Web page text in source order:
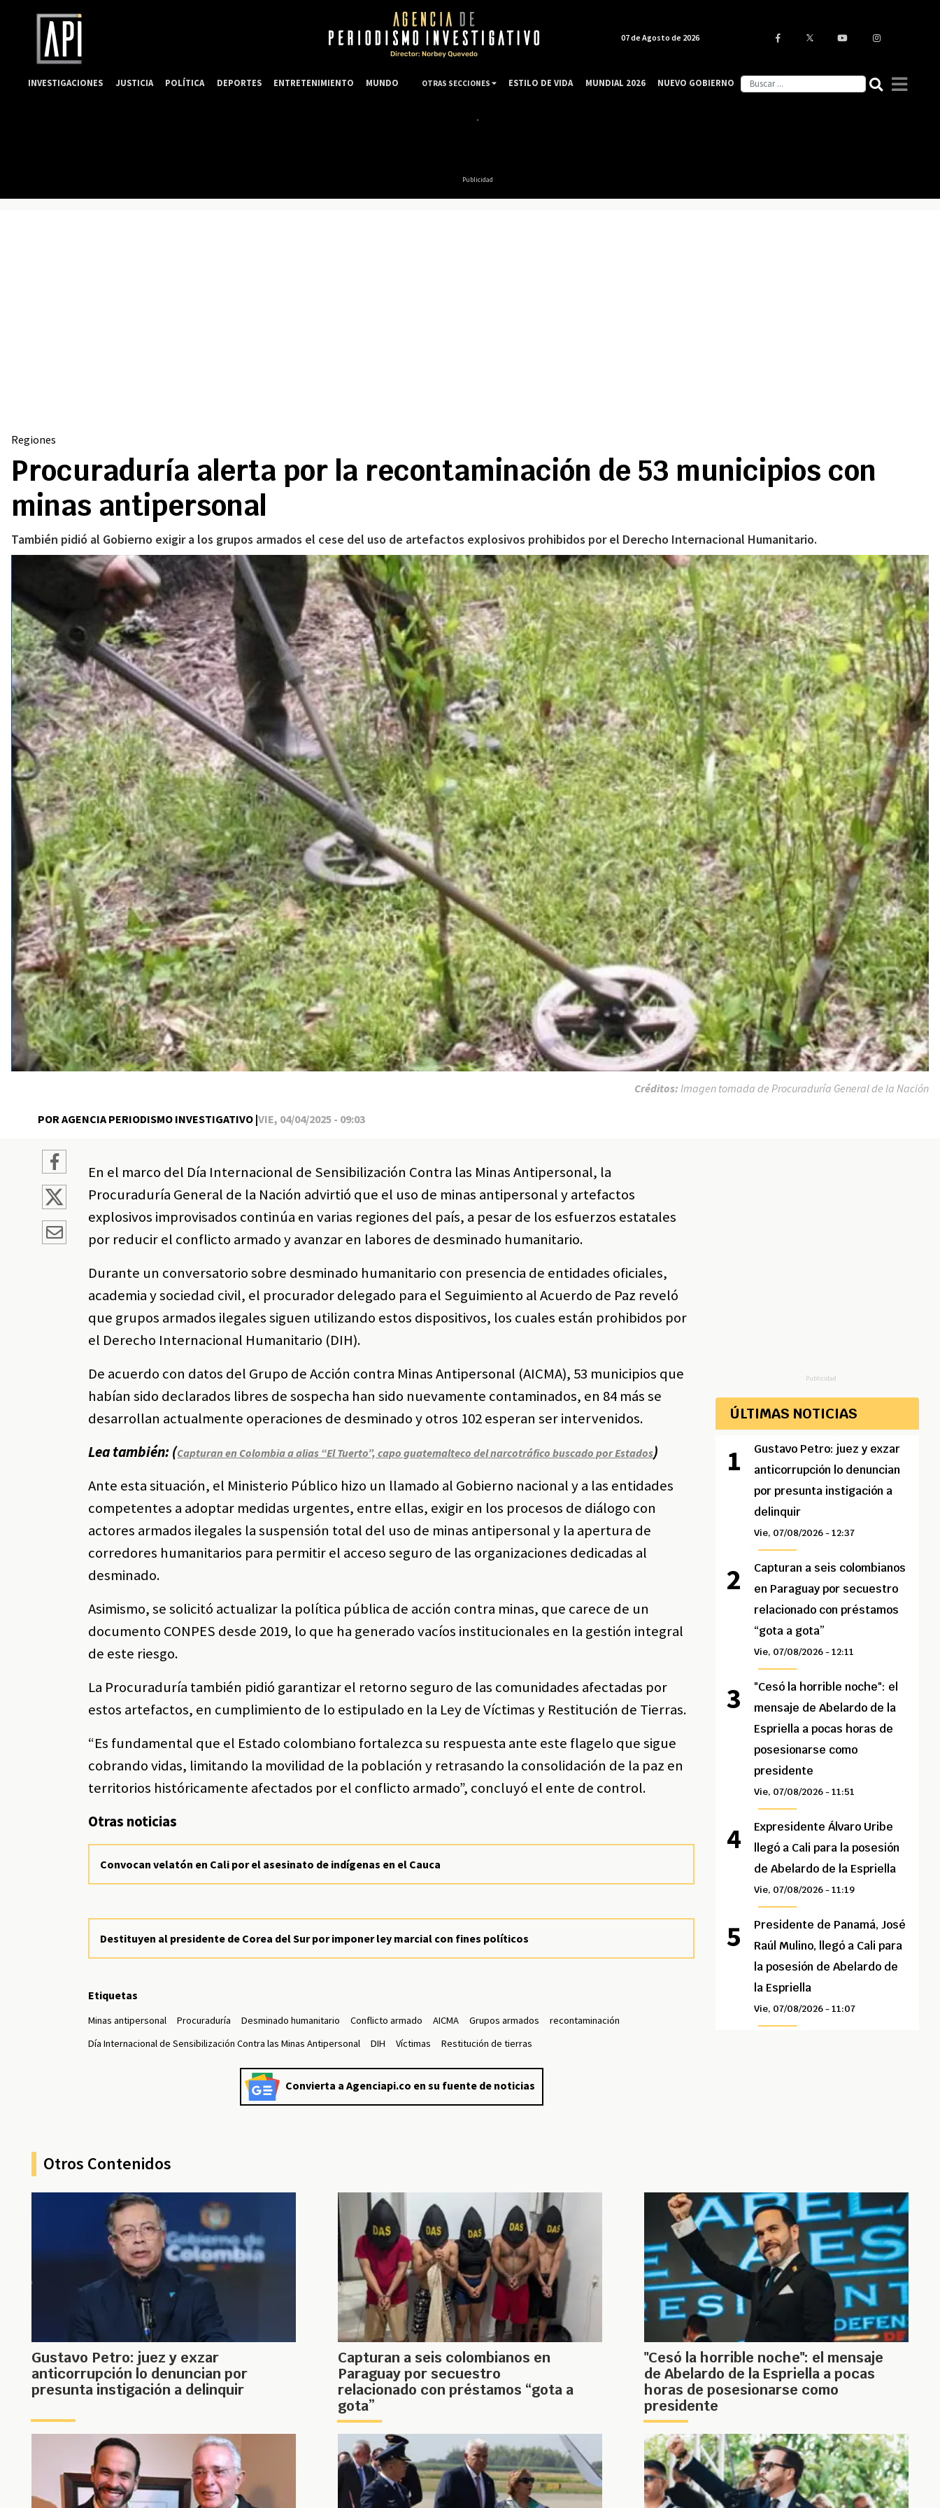
Publicidad
Regiones
Procuraduría alerta por la recontaminación de 53 municipios con
minas antipersonal
También pidió al Gobierno exigir a los grupos armados el cese del uso de artefactos explosivos prohibidos por el Derecho Internacional Humanitario.
POR AGENCIA PERIODISMO INVESTIGATIVO |VIE, 04/04/2025 - 09:03
Créditos: Imagen tomada de Procuraduría General de la Nación
En el marco del Día Internacional de Sensibilización Contra las Minas Antipersonal, la
Procuraduría General de la Nación advirtió que el uso de minas antipersonal y artefactos
explosivos improvisados continúa en varias regiones del país, a pesar de los esfuerzos estatales
por reducir el conflicto armado y avanzar en labores de desminado humanitario.
Durante un conversatorio sobre desminado humanitario con presencia de entidades oficiales,
academia y sociedad civil, el procurador delegado para el Seguimiento al Acuerdo de Paz reveló
que grupos armados ilegales siguen utilizando estos dispositivos, los cuales están prohibidos por
el Derecho Internacional Humanitario (DIH).
De acuerdo con datos del Grupo de Acción contra Minas Antipersonal (AICMA), 53 municipios que
habían sido declarados libres de sospecha han sido nuevamente contaminados, en 84 más se
desarrollan actualmente operaciones de desminado y otros 102 esperan ser intervenidos.
Lea también: (Capturan en Colombia a alias “El Tuerto”, capo guatemalteco del narcotráfico buscado por Estados)
Ante esta situación, el Ministerio Público hizo un llamado al Gobierno nacional y a las entidades
competentes a adoptar medidas urgentes, entre ellas, exigir en los procesos de diálogo con
actores armados ilegales la suspensión total del uso de minas antipersonal y la apertura de
corredores humanitarios para permitir el acceso seguro de las organizaciones dedicadas al
desminado.
Asimismo, se solicitó actualizar la política pública de acción contra minas, que carece de un
documento CONPES desde 2019, lo que ha generado vacíos institucionales en la gestión integral
de este riesgo.
La Procuraduría también pidió garantizar el retorno seguro de las comunidades afectadas por
estos artefactos, en cumplimiento de lo estipulado en la Ley de Víctimas y Restitución de Tierras.
“Es fundamental que el Estado colombiano fortalezca su respuesta ante este flagelo que sigue
cobrando vidas, limitando la movilidad de la población y retrasando la consolidación de la paz en
territorios históricamente afectados por el conflicto armado”, concluyó el ente de control.
Otras noticias
Convocan velatón en Cali por el asesinato de indígenas en el Cauca
Destituyen al presidente de Corea del Sur por imponer ley marcial con fines políticos
Etiquetas
Minas antipersonal Procuraduría Desminado humanitario Conflicto armado AICMA Grupos armados
recontaminación
Día Internacional de Sensibilización Contra las Minas Antipersonal
DIH Víctimas Restitución de tierras
Convierta a Agenciapi.co en su fuente de noticias
Publicidad
ÚLTIMAS NOTICIAS
Gustavo Petro: juez y exzar
anticorrupción lo denuncian
por presunta instigación a
delinquir
Vie, 07/08/2026 - 12:37
Capturan a seis colombianos
en Paraguay por secuestro
relacionado con préstamos
“gota a gota”
Vie, 07/08/2026 - 12:11
"Cesó la horrible noche": el
mensaje de Abelardo de la
Espriella a pocas horas de
posesionarse como
presidente
Vie, 07/08/2026 - 11:51
Expresidente Álvaro Uribe
llegó a Cali para la posesión
de Abelardo de la Espriella
Vie, 07/08/2026 - 11:19
Presidente de Panamá, José
Raúl Mulino, llegó a Cali para
la posesión de Abelardo de
la Espriella
Vie, 07/08/2026 - 11:07
Otros Contenidos
Gustavo Petro: juez y exzar
anticorrupción lo denuncian por
presunta instigación a delinquir
Capturan a seis colombianos en
Paraguay por secuestro
relacionado con préstamos “gota a
gota”
"Cesó la horrible noche": el mensaje
de Abelardo de la Espriella a pocas
horas de posesionarse como
presidente
07 de Agosto de 2026
INVESTIGACIONES JUSTICIA POLÍTICA DEPORTES ENTRETENIMIENTO MUNDO OTRAS SECCIONES ESTILO DE VIDA MUNDIAL 2026 NUEVO GOBIERNO